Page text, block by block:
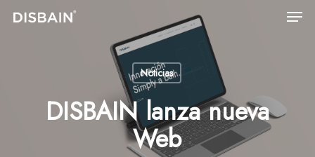
Skip
Noticias
DISBAIN lanza nueva
Web